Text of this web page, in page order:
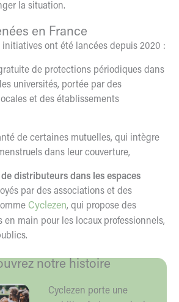
la situation.
en France
initiatives ont été lancées depuis 2020 :
de protections périodiques dans
universités, portée par des
et des établissements
de certaines mutuelles, qui intègre
dans leur couverture,
de distributeurs dans les espaces
par des associations et des
Cyclezen, qui propose des
en main pour les locaux professionnels,
notre histoire
Cyclezen porte une